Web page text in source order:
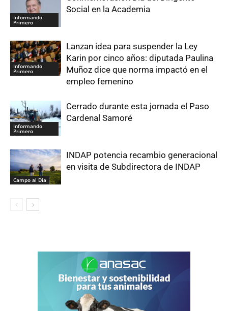
Informando
Primero
Social en la Academia
Informando
Primero
Lanzan idea para suspender la Ley
Karin por cinco años: diputada Paulina
Muñoz dice que norma impactó en el
empleo femenino
Informando
Primero
Cerrado durante esta jornada el Paso
Cardenal Samoré
Campo al Día
INDAP potencia recambio generacional
en visita de Subdirectora de INDAP